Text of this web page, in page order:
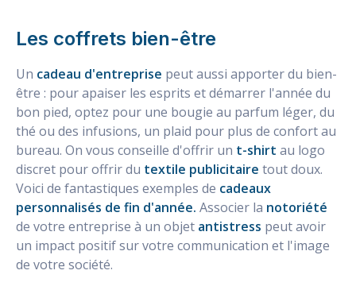
Les coffrets bien-être
Un cadeau d'entreprise peut aussi apporter du bien-
être : pour apaiser les esprits et démarrer l'année du
bon pied, optez pour une bougie au parfum léger, du
thé ou des infusions, un plaid pour plus de confort au
bureau. On vous conseille d'offrir un t-shirt au logo
discret pour offrir du textile publicitaire tout doux.
Voici de fantastiques exemples de cadeaux
personnalisés de fin d'année. Associer la notoriété
de votre entreprise à un objet antistress peut avoir
un impact positif sur votre communication et l'image
de votre société.